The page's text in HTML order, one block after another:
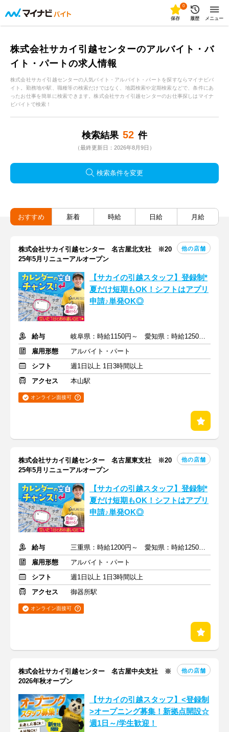
0
保存 履歴 メニュー
株式会社サカイ引越センターのアルバイト・バ
イト・パートの求人情報
株式会社サカイ引越センターの人気バイト・アルバイト・パートを探すならマイナビバ
イト。勤務地や駅、職種等の検索だけではなく、地図検索や定期検索などで、条件にあ
ったお仕事を簡単に検索できます。株式会社サカイ引越センターのお仕事探しはマイナ
ビバイトで検索！
検索結果 52 件
（最終更新日：2026年8月9日）
検索条件を変更
おすすめ 新着 時給 日給 月給
株式会社サカイ引越センター 名古屋北支社 ※20
25年5月リニューアルオープン
他の店舗
【サカイの引越スタッフ】登録制*
夏だけ短期もOK！シフトはアプリ
申請♪単発OK◎
給与
岐阜県：時給1150円～ 愛知県：時給1250円～+交通費・他手当
雇用形態
アルバイト・パート
シフト
週1日以上 1日3時間以上
アクセス
本山駅
オンライン面接可
株式会社サカイ引越センター 名古屋東支社 ※20
25年5月リニューアルオープン
他の店舗
【サカイの引越スタッフ】登録制*
夏だけ短期もOK！シフトはアプリ
申請♪単発OK◎
給与
三重県：時給1200円～ 愛知県：時給1250円～+交通費・他手当
雇用形態
アルバイト・パート
シフト
週1日以上 1日3時間以上
アクセス
御器所駅
オンライン面接可
株式会社サカイ引越センター 名古屋中央支社 ※
2026年秋オープン
他の店舗
【サカイの引越スタッフ】<登録制
>オープニング募集！新拠点開設☆
週1日～/学生歓迎！